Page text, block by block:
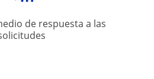
de respuesta a las